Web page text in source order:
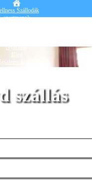
Szállodák
apartmanok
Nyaralók
Részletes kereső
szállás